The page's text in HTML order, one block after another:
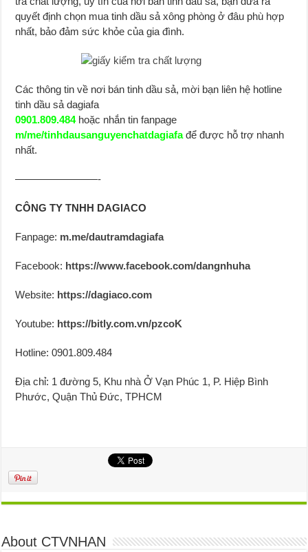
quyết định chọn mua tinh dầu sả xông phòng ở đâu phù hợp
nhất, bảo đảm sức khỏe của gia đình.
Các thông tin về nơi bán tinh dầu sả, mời bạn liên hệ hotline
tinh dầu sả dagiafa
0901.809.484hoặc nhắn tin fanpage
m/me/tinhdausanguyenchatdagiafa để được hỗ trợ nhanh
nhất.
————————-
CÔNG TY TNHH DAGIACO
Fanpage: m.me/dautramdagiafa
Facebook: https://www.facebook.com/dangnhuha
Website: https://dagiaco.com
Youtube: https://bitly.com.vn/pzcoK
Hotline: 0901.809.484
Địa chỉ: 1 đường 5, Khu nhà Ở Vạn Phúc 1, P. Hiệp Bình
Phước, Quận Thủ Đức, TPHCM
About CTVNHAN